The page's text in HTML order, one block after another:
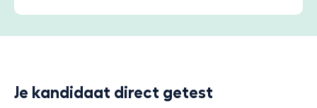
Je kandidaat direct getest